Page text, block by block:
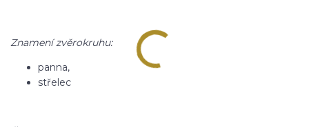
Znamení zvěrokruhu:
panna,
střelec